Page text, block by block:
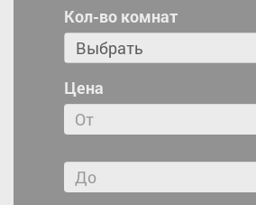
Кол-во комнат
Выбрать
Цена